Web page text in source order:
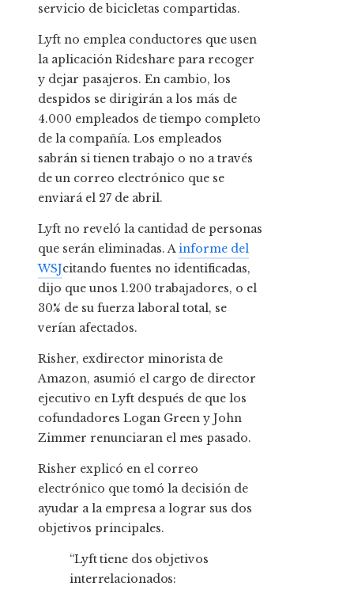
servicio de bicicletas compartidas.
Lyft no emplea conductores que usen
la aplicación Rideshare para recoger
y dejar pasajeros. En cambio, los
despidos se dirigirán a los más de
4.000 empleados de tiempo completo
de la compañía. Los empleados
sabrán si tienen trabajo o no a través
de un correo electrónico que se
enviará el 27 de abril.
Lyft no reveló la cantidad de personas
que serán eliminadas. Ainforme del
WSJcitando fuentes no identificadas,
dijo que unos 1.200 trabajadores, o el
30% de su fuerza laboral total, se
verían afectados.
Risher, exdirector minorista de
Amazon, asumió el cargo de director
ejecutivo en Lyft después de que los
cofundadores Logan Green y John
Zimmer renunciaran el mes pasado.
Risher explicó en el correo
electrónico que tomó la decisión de
ayudar a la empresa a lograr sus dos
objetivos principales.
“Lyft tiene dos objetivos
interrelacionados: